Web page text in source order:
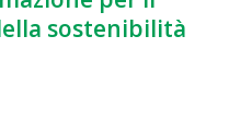
sostenibilità